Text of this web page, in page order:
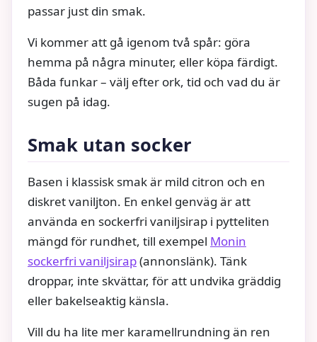
passar just din smak.
Vi kommer att gå igenom två spår: göra
hemma på några minuter, eller köpa färdigt.
Båda funkar – välj efter ork, tid och vad du är
sugen på idag.
Smak utan socker
Basen i klassisk smak är mild citron och en
diskret vaniljton. En enkel genväg är att
använda en sockerfri vaniljsirap i pytteliten
mängd för rundhet, till exempel Monin
sockerfri vaniljsirap(annonslänk). Tänk
droppar, inte skvättar, för att undvika gräddig
eller bakelseaktig känsla.
Vill du ha lite mer karamellrundning än ren